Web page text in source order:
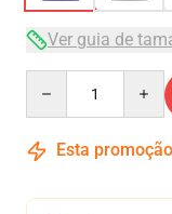
Ver guia de
Esta